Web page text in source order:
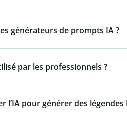
générateurs de prompts IA ?
par les professionnels ?
l’IA pour générer des légendes